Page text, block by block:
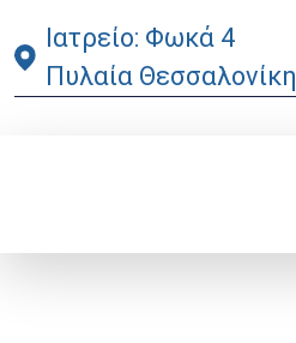
Ιατρείο: Φωκά 4
Πυλαία Θεσσαλονίκη